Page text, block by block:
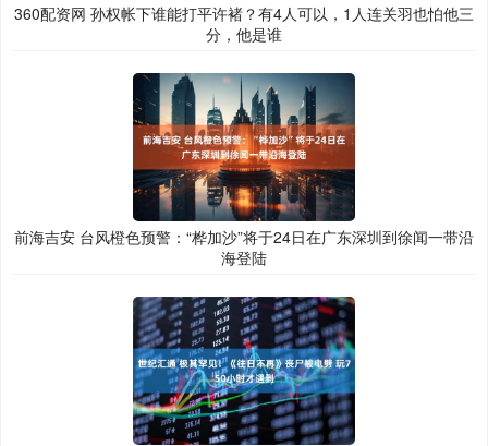
360配资网 孙权帐下谁能打平许褚？有4人可以，1人连关羽也怕他三
分，他是谁
前海吉安 台风橙色预警：“桦加沙”将于24日在广东深圳到徐闻一带沿
海登陆